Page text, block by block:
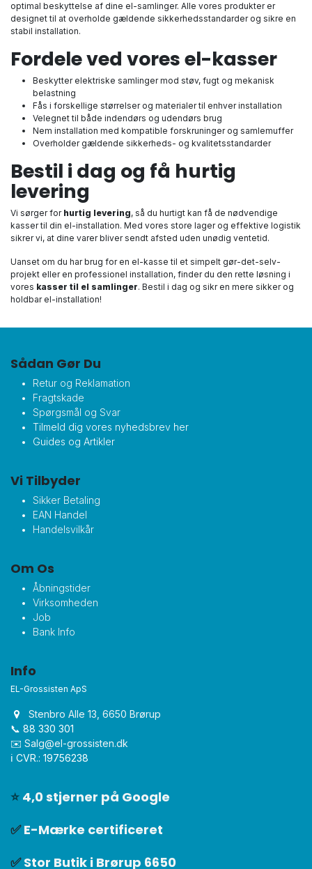
optimal beskyttelse af dine el-samlinger. Alle vores produkter er
designet til at overholde gældende sikkerhedsstandarder og sikre en
stabil installation.
Fordele ved vores el-kasser
Beskytter elektriske samlinger mod støv, fugt og mekanisk
belastning
Fås i forskellige størrelser og materialer til enhver installation
Velegnet til både indendørs og udendørs brug
Nem installation med kompatible forskruninger og samlemuffer
Overholder gældende sikkerheds- og kvalitetsstandarder
Bestil i dag og få hurtig
levering
Vi sørger for hurtig levering, så du hurtigt kan få de nødvendige
kasser til din el-installation. Med vores store lager og effektive logistik
sikrer vi, at dine varer bliver sendt afsted uden unødig ventetid.
Uanset om du har brug for en el-kasse til et simpelt gør-det-selv-
projekt eller en professionel installation, finder du den rette løsning i
vores kasser til el samlinger. Bestil i dag og sikr en mere sikker og
holdbar el-installation!
Sådan Gør Du
Retur og Reklamation
Fragtskade
Spørgsmål og Svar
Tilmeld dig vores nyhedsbrev her
Guides og Artikler
Vi Tilbyder
Sikker Betaling
EAN Handel
Handelsvilkår
Om Os
Åbningstider
Virksomheden
Job
Bank Info
Info
EL-Grossisten ApS
Stenbro Alle 13, 6650 Brørup
📞 88 330 301
✉️ Salg@el-grossisten.dk​
ℹ️ CVR.: 19756238
✅Stor Butik i Brørup 6650
⭐ 4,0 stjerner på Google
✅E-Mærke certificeret